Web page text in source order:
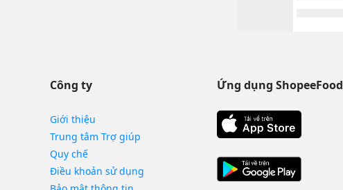
Công ty
Giới thiệu
Trung tâm Trợ giúp
Quy chế
Điều khoản sử dụng
Ứng dụng ShopeeFood